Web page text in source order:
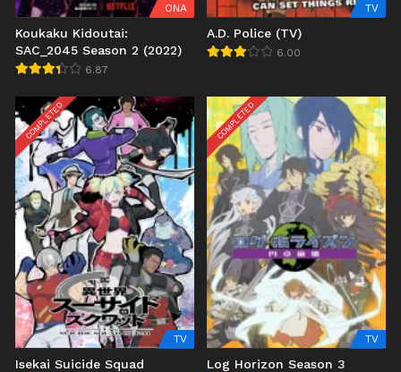
ONA
Koukaku Kidoutai:
SAC_2045 Season 2 (2022)
6.87
TV
A.D. Police (TV)
6.00
COMPLETED
TV
Isekai Suicide Squad
COMPLETED
TV
Log Horizon Season 3